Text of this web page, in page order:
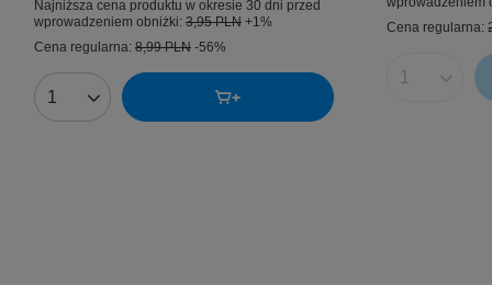
Najniższa cena produktu w okresie 30 dni przed
wprowadzeniem obniżki: 3,95 PLN +1%
Cena regularna: 8,99 PLN -56%
Ilość produktów
Cena regularna:
Ilość